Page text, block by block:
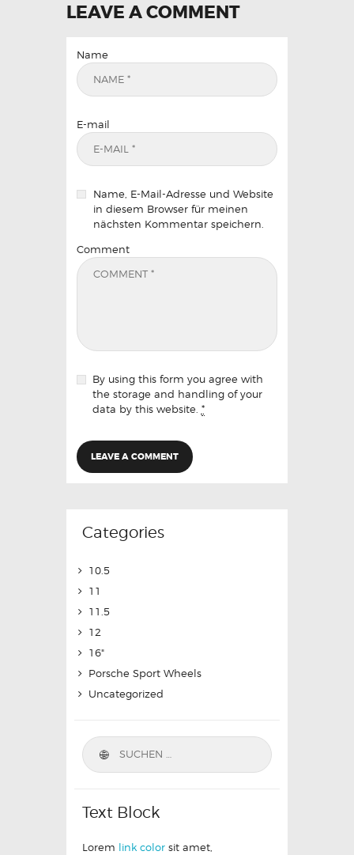
LEAVE A COMMENT
Name
E-mail
Name, E-Mail-Adresse und Website
in diesem Browser für meinen
nächsten Kommentar speichern.
Comment
By using this form you agree with
the storage and handling of your
data by this website. *
Categories
10.5
11
11.5
12
16"
Porsche Sport Wheels
Uncategorized
Text Block
Lorem link color sit amet,